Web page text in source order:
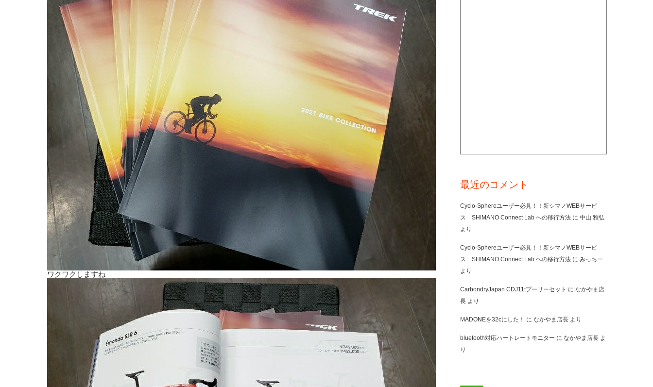
ワクワクしますね
最近のコメント
Cyclo-Sphereユーザー必見！！新シマノWEBサービ
ス SHIMANO Connect Lab への移行方法 に 中山 雅弘
より
Cyclo-Sphereユーザー必見！！新シマノWEBサービ
ス SHIMANO Connect Lab への移行方法 に みっちー
より
CarbondryJapan CDJ11tプーリーセット に なかやま店
長 より
MADONEを32cにした！ に なかやま店長 より
bluetooth対応ハートレートモニター に なかやま店長 よ
り